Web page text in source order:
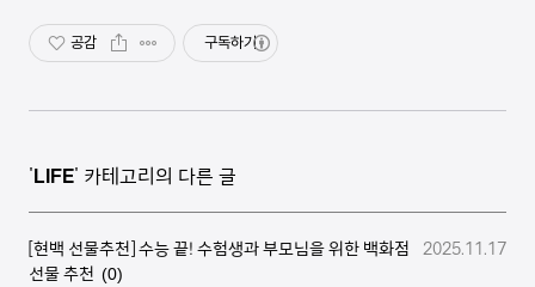
공감 구독하기
'LIFE' 카테고리의 다른 글
[현백 선물추천] 수능 끝! 수험생과 부모님을 위한 백화점
선물 추천 (0)
2025.11.17